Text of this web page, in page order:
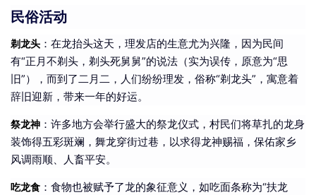
民俗活动
剃龙头 ：在龙抬头这天，理发店的生意尤为兴隆，因为民间
有“正月不剃头，剃头死舅舅”的说法（实为误传，原意为“思
旧”），而到了二月二，人们纷纷理发，俗称“剃龙头”，寓意着
辞旧迎新，带来一年的好运。
祭龙神 ：许多地方会举行盛大的祭龙仪式，村民们将草扎的龙身
装饰得五彩斑斓，舞龙穿街过巷，以求得龙神赐福，保佑家乡
风调雨顺、人畜平安。
吃龙食 ：食物也被赋予了龙的象征意义，如吃面条称为“扶龙